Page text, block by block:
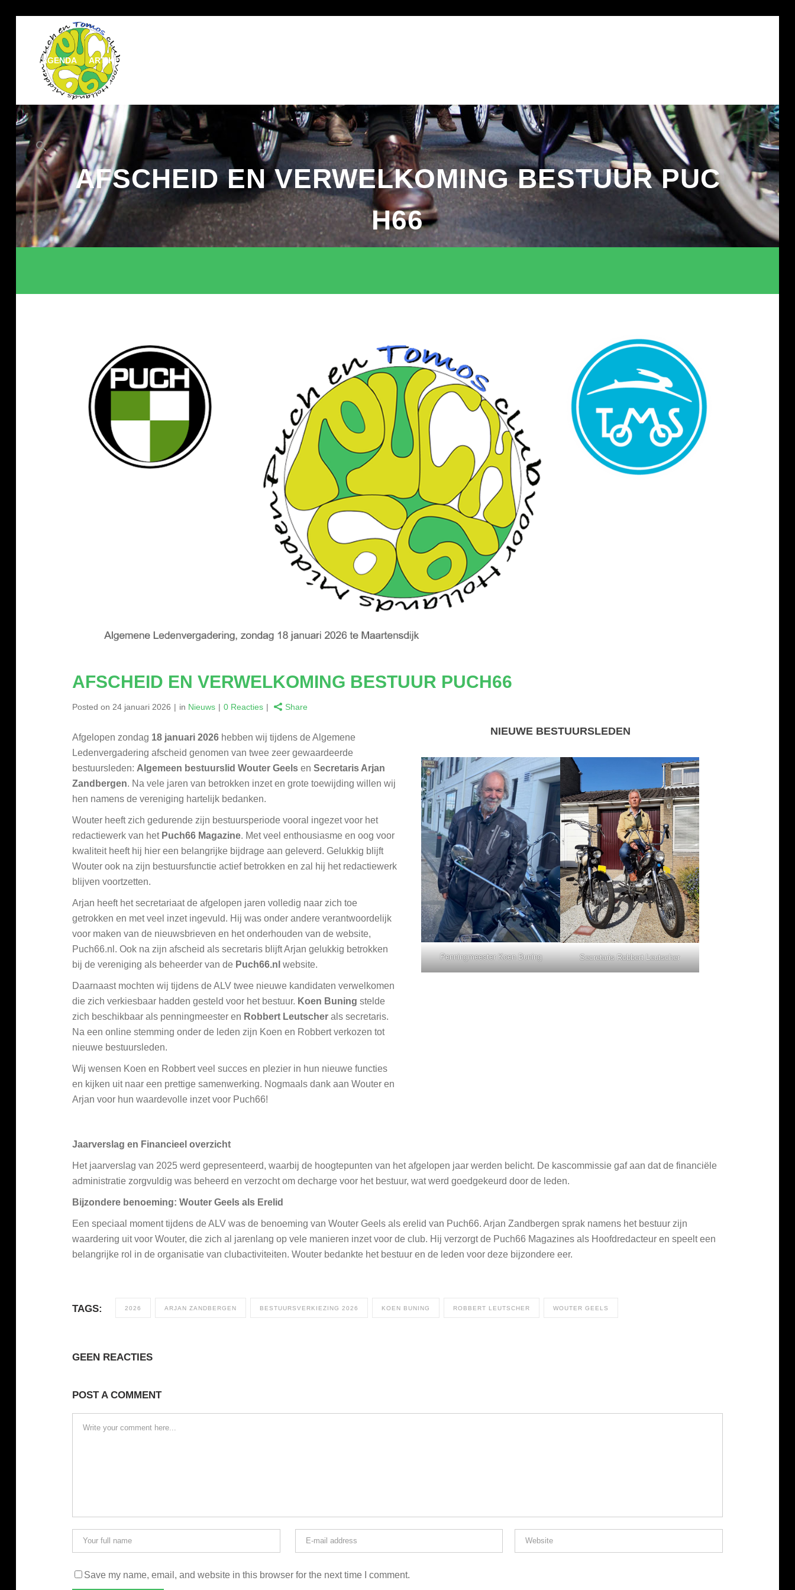
AGENDA ARTIKELEN
Zoek
naar:
Zoekknop
AFSCHEID EN VERWELKOMING BESTUUR PUC
H66
AFSCHEID EN VERWELKOMING BESTUUR PUCH66
Posted on 24 januari 2026 in Nieuws 0 Reacties Share
Afgelopen zondag 18 januari 2026 hebben wij tijdens de Algemene
Ledenvergadering afscheid genomen van twee zeer gewaardeerde
bestuursleden: Algemeen bestuurslid Wouter Geels en Secretaris Arjan
Zandbergen. Na vele jaren van betrokken inzet en grote toewijding willen wij
hen namens de vereniging hartelijk bedanken.
Wouter heeft zich gedurende zijn bestuursperiode vooral ingezet voor het
redactiewerk van het Puch66 Magazine. Met veel enthousiasme en oog voor
kwaliteit heeft hij hier een belangrijke bijdrage aan geleverd. Gelukkig blijft
Wouter ook na zijn bestuursfunctie actief betrokken en zal hij het redactiewerk
blijven voortzetten.
Arjan heeft het secretariaat de afgelopen jaren volledig naar zich toe
getrokken en met veel inzet ingevuld. Hij was onder andere verantwoordelijk
voor maken van de nieuwsbrieven en het onderhouden van de website,
Puch66.nl. Ook na zijn afscheid als secretaris blijft Arjan gelukkig betrokken
bij de vereniging als beheerder van de Puch66.nl website.
Daarnaast mochten wij tijdens de ALV twee nieuwe kandidaten verwelkomen
die zich verkiesbaar hadden gesteld voor het bestuur. Koen Buning stelde
zich beschikbaar als penningmeester en Robbert Leutscher als secretaris.
Na een online stemming onder de leden zijn Koen en Robbert verkozen tot
nieuwe bestuursleden.
Wij wensen Koen en Robbert veel succes en plezier in hun nieuwe functies
en kijken uit naar een prettige samenwerking. Nogmaals dank aan Wouter en
Arjan voor hun waardevolle inzet voor Puch66!
NIEUWE BESTUURSLEDEN
Penningmeester Koen Buning Secretaris Robbert Leutscher
Jaarverslag en Financieel overzicht
Het jaarverslag van 2025 werd gepresenteerd, waarbij de hoogtepunten van het afgelopen jaar werden belicht. De kascommissie gaf aan dat de financiële
administratie zorgvuldig was beheerd en verzocht om decharge voor het bestuur, wat werd goedgekeurd door de leden.
Bijzondere benoeming: Wouter Geels als Erelid
Een speciaal moment tijdens de ALV was de benoeming van Wouter Geels als erelid van Puch66. Arjan Zandbergen sprak namens het bestuur zijn
waardering uit voor Wouter, die zich al jarenlang op vele manieren inzet voor de club. Hij verzorgt de Puch66 Magazines als Hoofdredacteur en speelt een
belangrijke rol in de organisatie van clubactiviteiten. Wouter bedankte het bestuur en de leden voor deze bijzondere eer.
TAGS: 2026 ARJAN ZANDBERGEN BESTUURSVERKIEZING 2026 KOEN BUNING ROBBERT LEUTSCHER WOUTER GEELS
GEEN REACTIES
POST A COMMENT
Save my name, email, and website in this browser for the next time I comment.